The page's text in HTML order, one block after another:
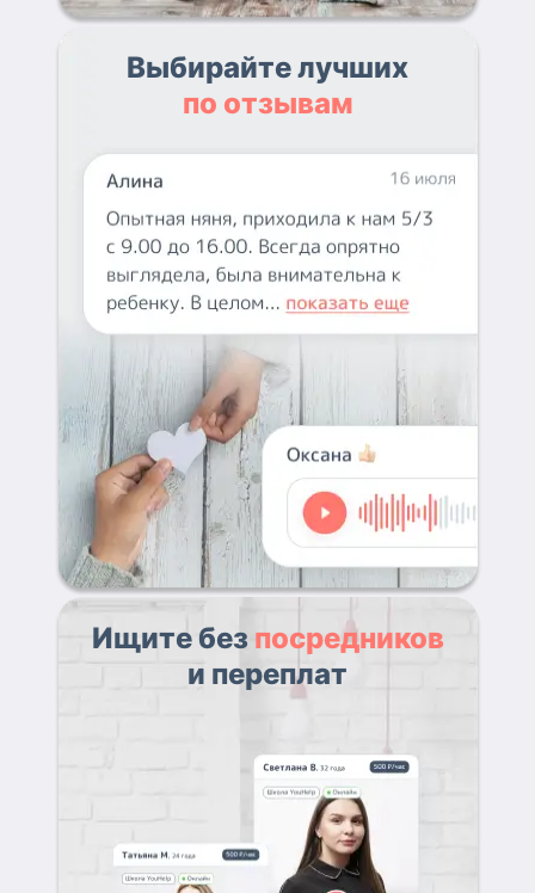
Выбирайте лучших
по отзывам
Ищите без посредников
и переплат